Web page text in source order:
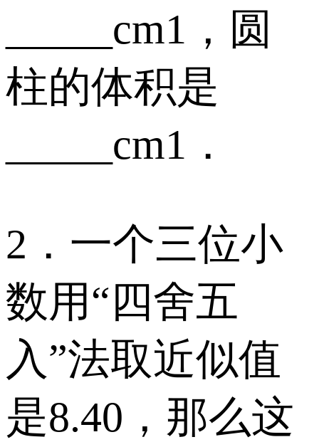
_____cm1，圆
柱的体积是
_____cm1．
2．一个三位小
数用“四舍五
入”法取近似值
是8.40，那么这